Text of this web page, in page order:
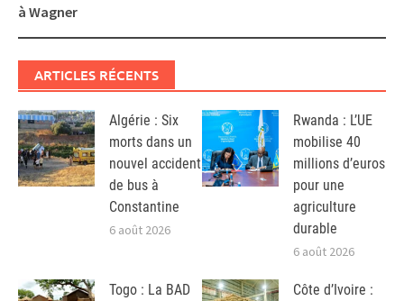
à Wagner
ARTICLES RÉCENTS
Algérie : Six
morts dans un
nouvel accident
de bus à
Constantine
6 août 2026
Rwanda : L’UE
mobilise 40
millions d’euros
pour une
agriculture
durable
6 août 2026
Togo : La BAD
Côte d’Ivoire :